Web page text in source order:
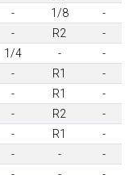
- 1/8
-
- R2
-
1/4 -
-
- R1
-
- R1
-
- R2
-
- R1
-
- -
-